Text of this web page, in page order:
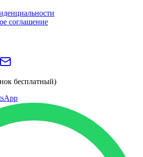
соглашение
бесплатный)